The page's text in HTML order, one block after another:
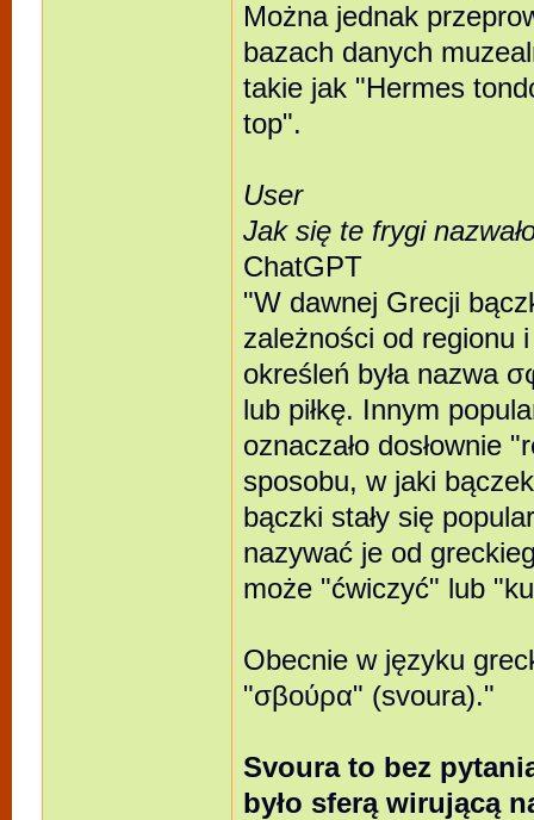
Można jednak
bazach danych
takie jak "Hermes
top".
User
Jak się te frygi
ChatGPT
"W dawnej Grecji
zależności od regionu
określeń była nazwa
lub piłkę. Innym
oznaczało dosłownie
sposobu, w jaki
bączki stały się
nazywać je od
może "ćwiczyć" lub
Obecnie w języku
"σβούρα" (svoura)."
Svoura to bez
było sferą wirującą